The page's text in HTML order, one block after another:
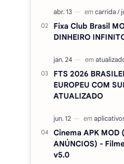
Fixa Club Brasil
DINHEIRO
FTS 2026
EUROPEU COM
ATUALIZADO
Cinema APK MOD
ANÚNCIOS) -
v5.0